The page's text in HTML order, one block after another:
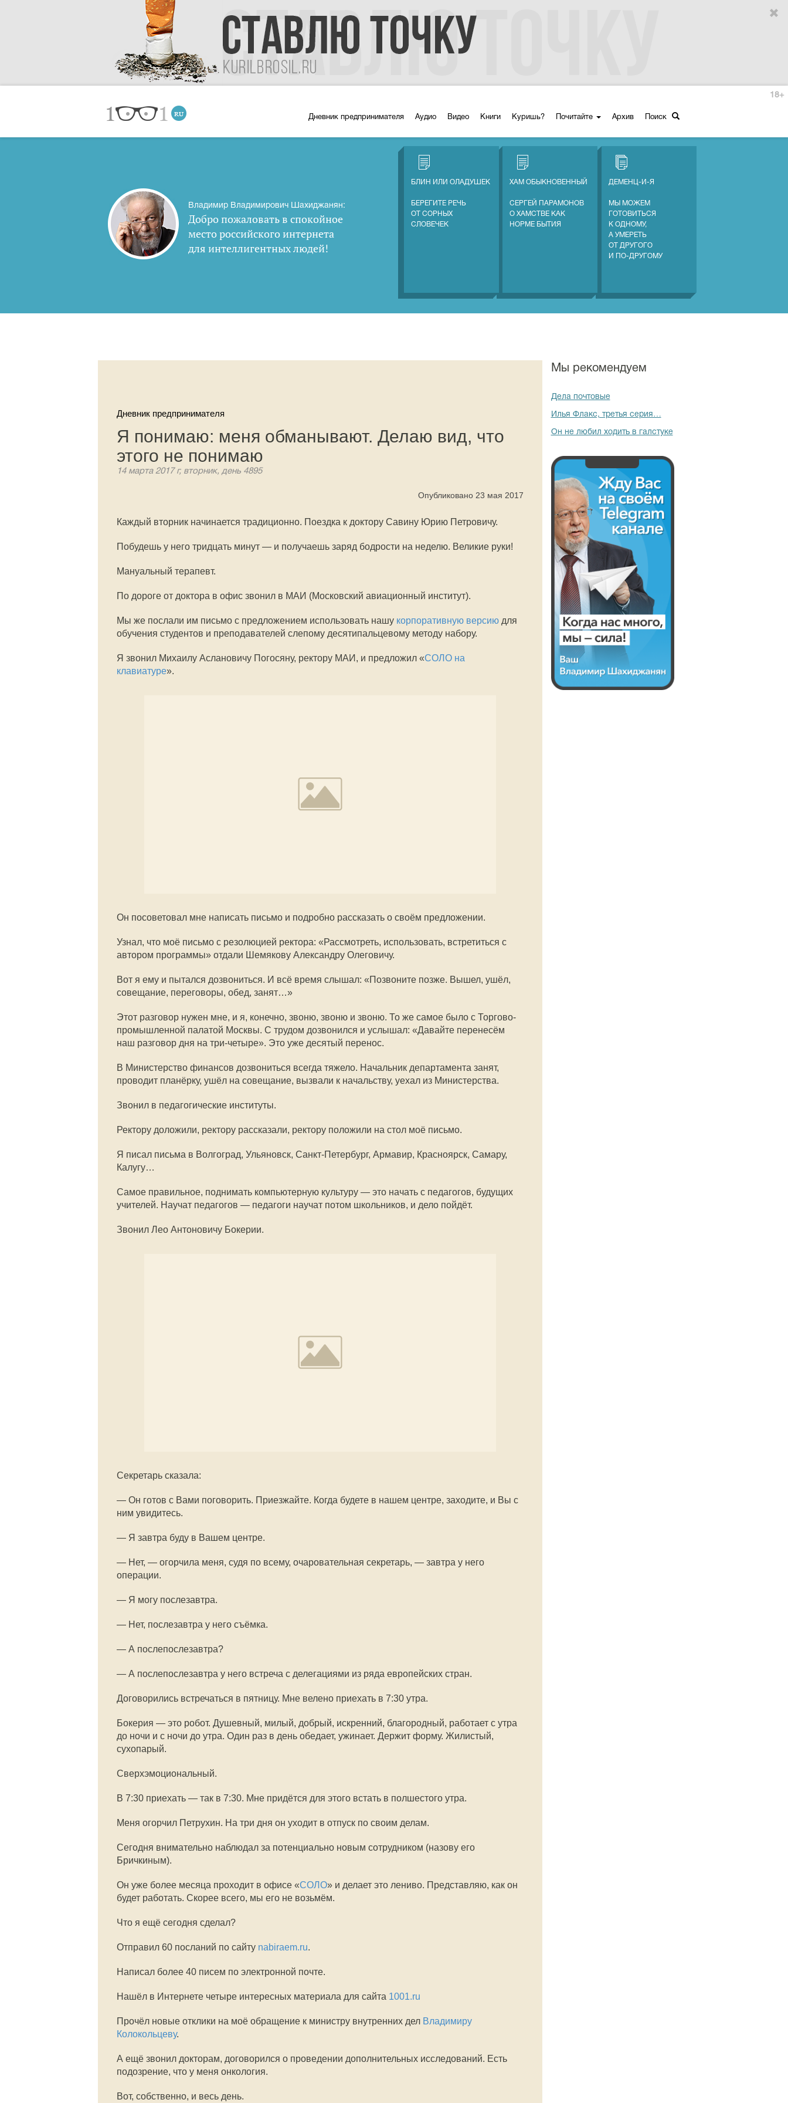
Дневник предпринимателя Аудио Видео Книги Куришь? Почитайте Архив Поиск
18+
Владимир Владимирович Шахиджанян:
Добро пожаловать в спокойное
место российского интернета
для интеллигентных людей!
БЛИН ИЛИ ОЛАДУШЕК
БЕРЕГИТЕ РЕЧЬ
ОТ СОРНЫХ
СЛОВЕЧЕК
ХАМ ОБЫКНОВЕННЫЙ
СЕРГЕЙ ПАРАМОНОВ
О ХАМСТВЕ КАК
НОРМЕ БЫТИЯ
ДЕМЕНЦ-И-Я
МЫ МОЖЕМ
ГОТОВИТЬСЯ
К ОДНОМУ,
А УМЕРЕТЬ
ОТ ДРУГОГО
И ПО-ДРУГОМУ
Дневник предпринимателя
Я понимаю: меня обманывают. Делаю вид, что
этого не понимаю
14 марта 2017 г, вторник, день 4895
Опубликовано 23 мая 2017
Каждый вторник начинается традиционно. Поездка к доктору Савину Юрию Петровичу.
Побудешь у него тридцать минут — и получаешь заряд бодрости на неделю. Великие руки!
Мануальный терапевт.
По дороге от доктора в офис звонил в МАИ (Московский авиационный институт).
Мы же послали им письмо с предложением использовать нашу корпоративную версию для
обучения студентов и преподавателей слепому десятипальцевому методу набору.
Я звонил Михаилу Аслановичу Погосяну, ректору МАИ, и предложил «СОЛО на
клавиатуре».
Он посоветовал мне написать письмо и подробно рассказать о своём предложении.
Узнал, что моё письмо с резолюцией ректора: «Рассмотреть, использовать, встретиться с
автором программы» отдали Шемякову Александру Олеговичу.
Вот я ему и пытался дозвониться. И всё время слышал: «Позвоните позже. Вышел, ушёл,
совещание, переговоры, обед, занят…»
Этот разговор нужен мне, и я, конечно, звоню, звоню и звоню. То же самое было с Торгово-
промышленной палатой Москвы. С трудом дозвонился и услышал: «Давайте перенесём
наш разговор дня на три-четыре». Это уже десятый перенос.
В Министерство финансов дозвониться всегда тяжело. Начальник департамента занят,
проводит планёрку, ушёл на совещание, вызвали к начальству, уехал из Министерства.
Звонил в педагогические институты.
Ректору доложили, ректору рассказали, ректору положили на стол моё письмо.
Я писал письма в Волгоград, Ульяновск, Санкт-Петербург, Армавир, Красноярск, Самару,
Калугу…
Самое правильное, поднимать компьютерную культуру — это начать с педагогов, будущих
учителей. Научат педагогов — педагоги научат потом школьников, и дело пойдёт.
Звонил Лео Антоновичу Бокерии.
Секретарь сказала:
— Он готов с Вами поговорить. Приезжайте. Когда будете в нашем центре, заходите, и Вы с
ним увидитесь.
— Я завтра буду в Вашем центре.
— Нет, — огорчила меня, судя по всему, очаровательная секретарь, — завтра у него
операции.
— Я могу послезавтра.
— Нет, послезавтра у него съёмка.
— А послепослезавтра?
— А послепослезавтра у него встреча с делегациями из ряда европейских стран.
Договорились встречаться в пятницу. Мне велено приехать в 7:30 утра.
Бокерия — это робот. Душевный, милый, добрый, искренний, благородный, работает с утра
до ночи и с ночи до утра. Один раз в день обедает, ужинает. Держит форму. Жилистый,
сухопарый.
Сверхэмоциональный.
В 7:30 приехать — так в 7:30. Мне придётся для этого встать в полшестого утра.
Меня огорчил Петрухин. На три дня он уходит в отпуск по своим делам.
Сегодня внимательно наблюдал за потенциально новым сотрудником (назову его
Бричкиным).
Он уже более месяца проходит в офисе «СОЛО» и делает это лениво. Представляю, как он
будет работать. Скорее всего, мы его не возьмём.
Что я ещё сегодня сделал?
Отправил 60 посланий по сайту nabiraem.ru.
Написал более 40 писем по электронной почте.
Нашёл в Интернете четыре интересных материала для сайта 1001.ru
Прочёл новые отклики на моё обращение к министру внутренних дел Владимиру
Колокольцеву.
А ещё звонил докторам, договорился о проведении дополнительных исследований. Есть
подозрение, что у меня онкология.
Вот, собственно, и весь день.
Мы рекомендуем
Дела почтовые
Илья Флакс, третья серия…
Он не любил ходить в галстуке